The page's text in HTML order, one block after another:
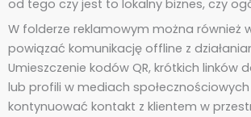
od tego czy jest to lokalny biznes, czy
W folderze reklamowym można również
powiązać komunikację offline z
Umieszczenie kodów QR, krótkich linków
lub profili w mediach
kontynuować kontakt z klientem w